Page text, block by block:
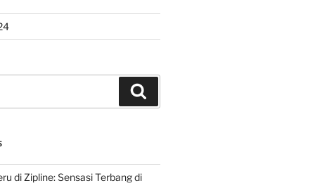
di Zipline: Sensasi Terbang di